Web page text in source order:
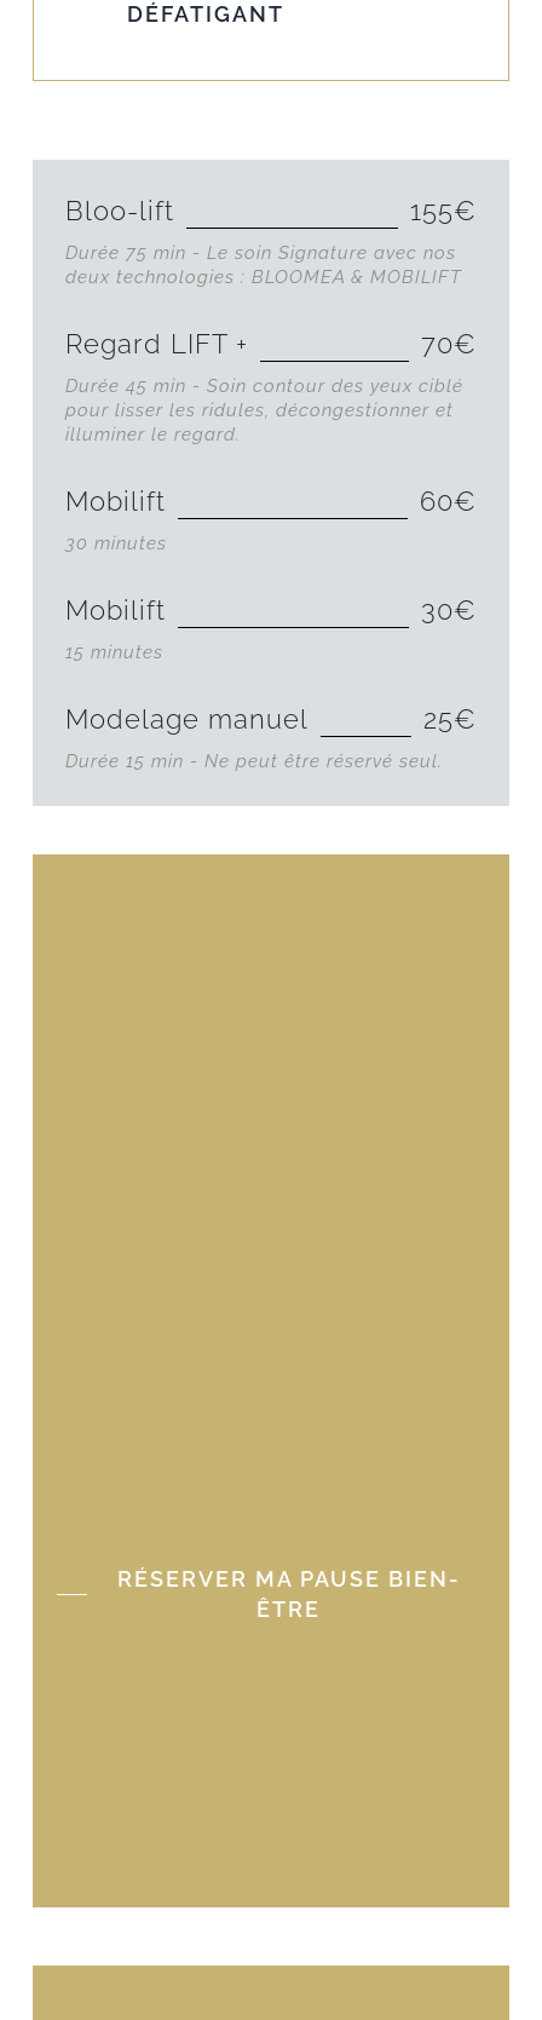
DÉFATIGANT
Bloo-lift 155€
Durée 75 min - Le soin Signature avec nos
deux technologies : BLOOMEA & MOBILIFT
Regard LIFT + 70€
Durée 45 min - Soin contour des yeux ciblé
pour lisser les ridules, décongestionner et
illuminer le regard.
Mobilift 60€
30 minutes
Mobilift 30€
15 minutes
Modelage manuel 25€
Durée 15 min - Ne peut être réservé seul.
RÉSERVER MA PAUSE BIEN-
ÊTRE